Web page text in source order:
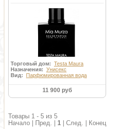
Торговый дом: Testa Maura
Назначения: Унисекс
Вид: Парфюмированная вода
11 900 руб
Товары 1 - 5 из 5
Начало | Пред. | 1 | След. | Конец